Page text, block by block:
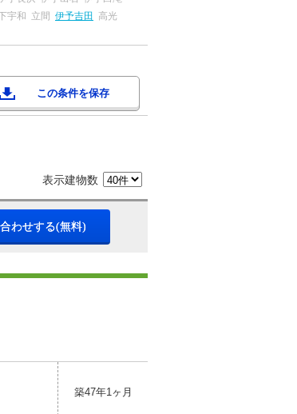
宇和 立間 伊予吉田
高光
この条件を保存
表示建物数
わせする(無料)
築47年1ヶ月